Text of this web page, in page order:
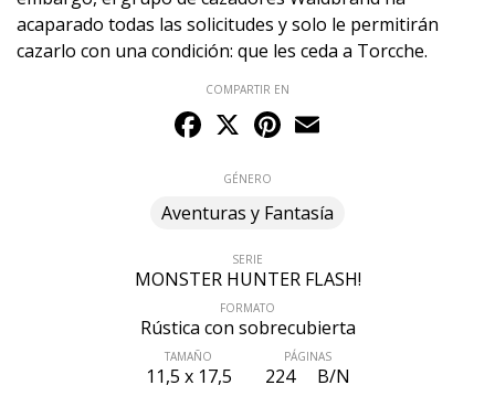
acaparado todas las solicitudes y solo le permitirán
cazarlo con una condición: que les ceda a Torcche.
COMPARTIR EN
Facebook
X Pinterest
GÉNERO
Aventuras y Fantasía
SERIE
MONSTER HUNTER FLASH!
FORMATO
Rústica con sobrecubierta
TAMAÑO
11,5 x 17,5
PÁGINAS
224 B/N
ÚLTIMO NÚMERO PUBLICADO